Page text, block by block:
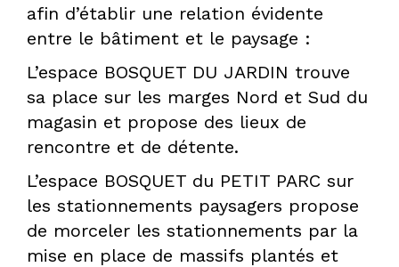
afin d’établir une relation évidente
entre le bâtiment et le paysage :
L’espace BOSQUET DU JARDIN trouve
sa place sur les marges Nord et Sud du
magasin et propose des lieux de
rencontre et de détente.
L’espace BOSQUET du PETIT PARC sur
les stationnements paysagers propose
de morceler les stationnements par la
mise en place de massifs plantés et